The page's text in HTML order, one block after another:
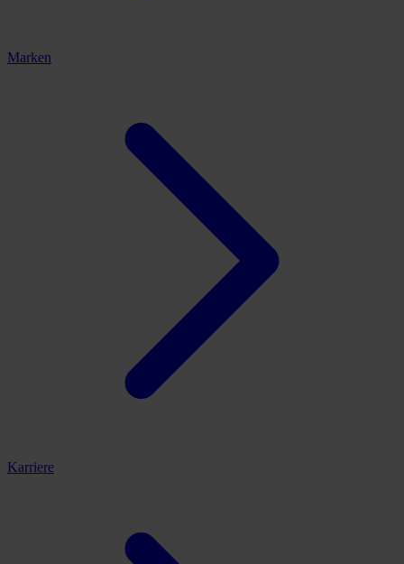
Marken
Karriere